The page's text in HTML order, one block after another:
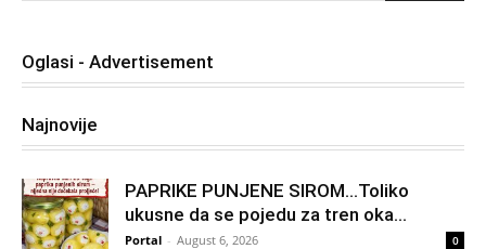
Oglasi - Advertisement
Najnovije
PAPRIKE PUNJENE SIROM…Toliko
ukusne da se pojedu za tren oka…
Portal - August 6, 2026 0